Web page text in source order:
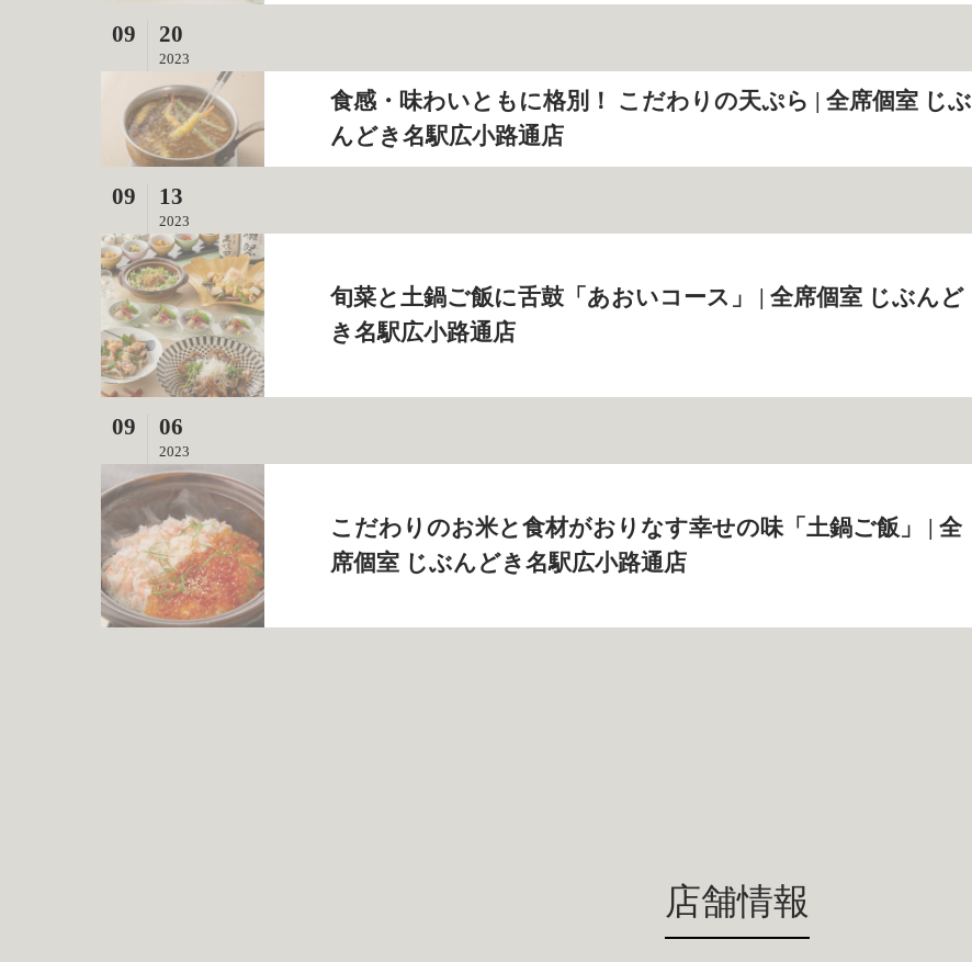
09 20
2023
食感・味わいともに格別！ こだわりの天ぷら | 全席個室 じぶ
んどき名駅広小路通店
09 13
2023
旬菜と土鍋ご飯に舌鼓「あおいコース」 | 全席個室 じぶんど
き名駅広小路通店
09 06
2023
こだわりのお米と食材がおりなす幸せの味「土鍋ご飯」 | 全
席個室 じぶんどき名駅広小路通店
店舗情報